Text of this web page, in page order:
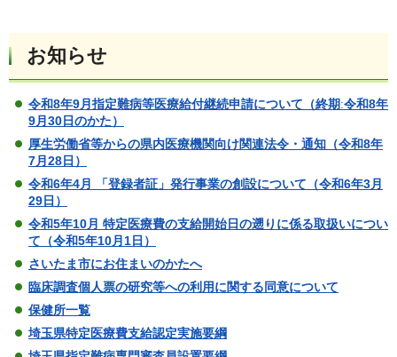
お知らせ
令和8年9月指定難病等医療給付継続申請について（終期:令和8年
9月30日のかた）
厚生労働省等からの県内医療機関向け関連法令・通知（令和8年
7月28日）
令和6年4月 「登録者証」発行事業の創設について（令和6年3月
29日）
令和5年10月 特定医療費の支給開始日の遡りに係る取扱いについ
て（令和5年10月1日）
さいたま市にお住まいのかたへ
臨床調査個人票の研究等への利用に関する同意について
保健所一覧
埼玉県特定医療費支給認定実施要綱